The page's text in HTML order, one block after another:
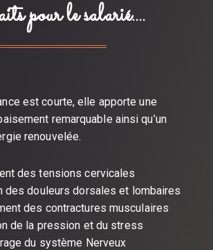
pour le salarié....
est courte, elle apporte une
remarquable ainsi qu’un
renouvelée.
des tensions cervicales
des douleurs dorsales et lombaires
des contractures musculaires
de la pression et du stress
du système Nerveux